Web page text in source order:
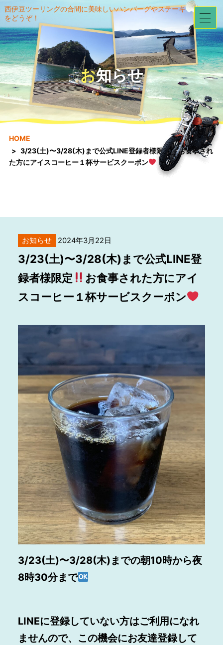
西伊豆ツーリングの合間に美味しいハンバーグやステーキ
をどうぞ！
お知らせ
HOME
3/23(土)〜3/28(木)まで公式LINE登録者様限定
お食事され
た方にアイスコーヒー１杯サービスクーポン
お知らせ 2024年3月22日
3/23(土)〜3/28(木)まで公式LINE登
録者様限定
お食事された方にアイ
スコーヒー１杯サービスクーポン
3/23(土)〜3/28(木)までの朝10時から夜
8時30分まで
LINEに登録していない方はご利用になれ
ませんので、この機会にお友達登録して